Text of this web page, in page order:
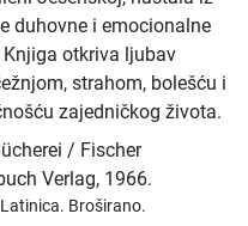
duhovne i emocionalne
otkriva ljubav
strahom, bolešću i
zajedničkog života.
/ Fischer
Verlag, 1966.
Latinica. Broširano.